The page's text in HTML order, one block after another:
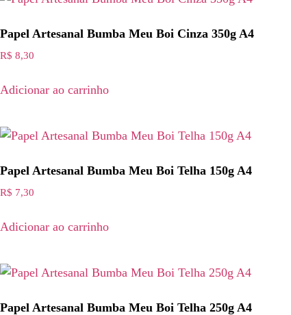
Papel Artesanal Bumba Meu Boi Cinza 350g A4
R$ 8,30
Adicionar ao carrinho
Papel Artesanal Bumba Meu Boi Telha 150g A4
R$ 7,30
Adicionar ao carrinho
Papel Artesanal Bumba Meu Boi Telha 250g A4